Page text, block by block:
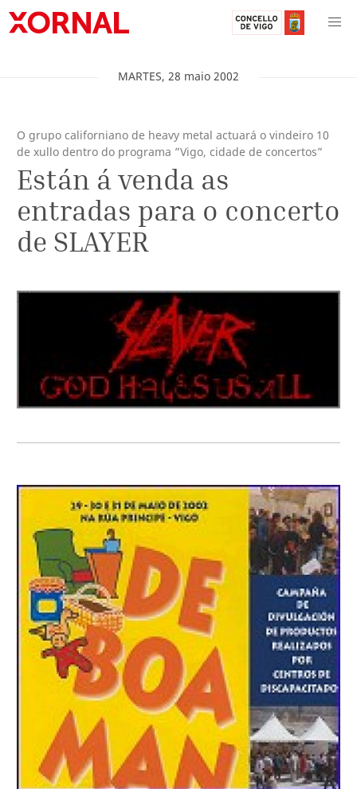
MARTES, 28 maio 2002
O grupo californiano de heavy metal actuará o vindeiro 10
de xullo dentro do programa ”Vigo, cidade de concertos”
Están á venda as
entradas para o concerto
de SLAYER